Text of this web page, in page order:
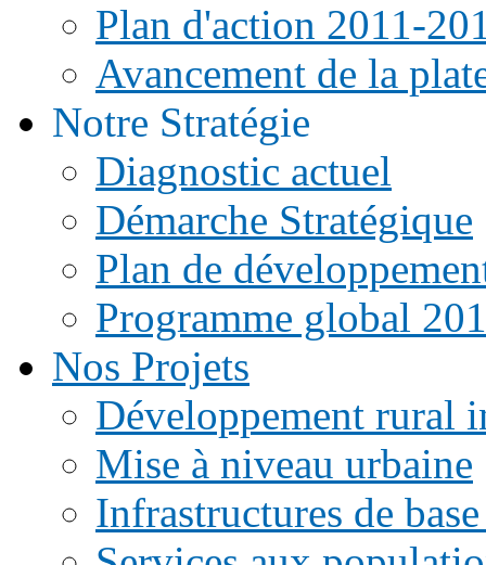
Plan d'action 2011-
Avancement de la
Notre Stratégie
Diagnostic actuel
Démarche Stratégique
Plan de
Programme global
Nos Projets
Développement rural
Mise à niveau urbaine
Infrastructures de